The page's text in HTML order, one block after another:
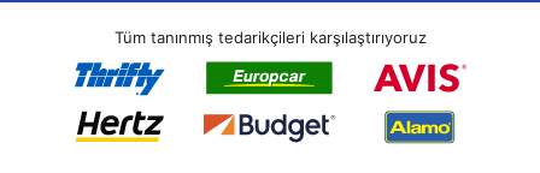
Tüm tanınmış tedarikçileri karşılaştırıyoruz